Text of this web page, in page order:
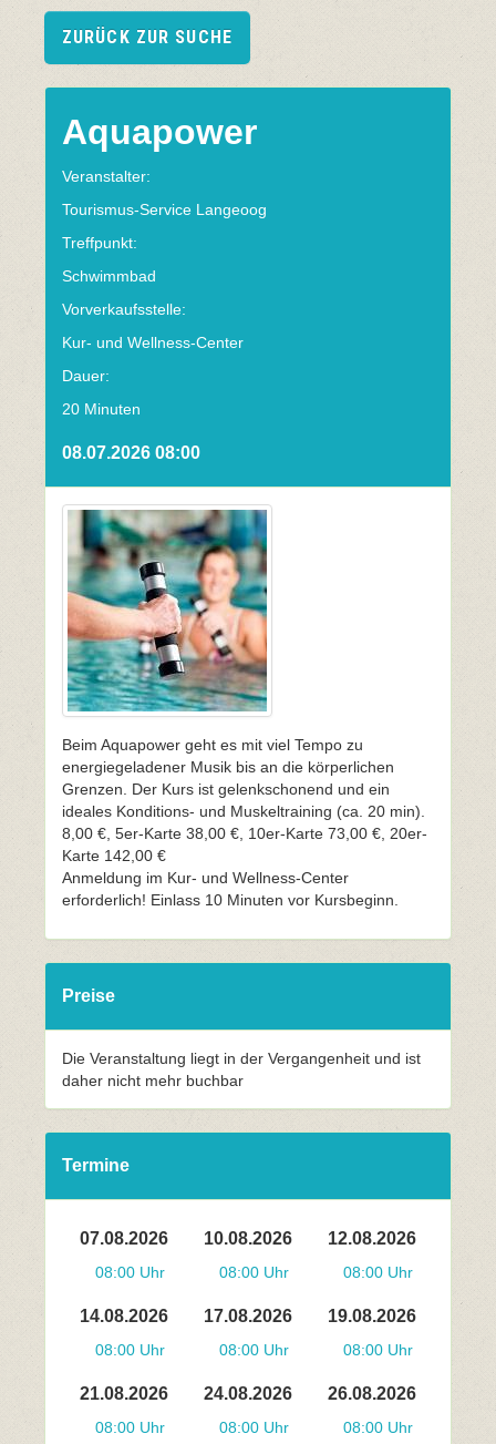
ZURÜCK ZUR SUCHE
Aquapower
Veranstalter:
Tourismus-Service Langeoog
Treffpunkt:
Schwimmbad
Vorverkaufsstelle:
Kur- und Wellness-Center
Dauer:
20 Minuten
08.07.2026 08:00
Beim Aquapower geht es mit viel Tempo zu
energiegeladener Musik bis an die körperlichen
Grenzen. Der Kurs ist gelenkschonend und ein
ideales Konditions- und Muskeltraining (ca. 20 min).
8,00 €, 5er-Karte 38,00 €, 10er-Karte 73,00 €, 20er-
Karte 142,00 €
Anmeldung im Kur- und Wellness-Center
erforderlich! Einlass 10 Minuten vor Kursbeginn.
Preise
Die Veranstaltung liegt in der Vergangenheit und ist
daher nicht mehr buchbar
Termine
07.08.2026
08:00 Uhr
10.08.2026
08:00 Uhr
12.08.2026
08:00 Uhr
14.08.2026
08:00 Uhr
17.08.2026
08:00 Uhr
19.08.2026
08:00 Uhr
21.08.2026
08:00 Uhr
24.08.2026
08:00 Uhr
26.08.2026
08:00 Uhr